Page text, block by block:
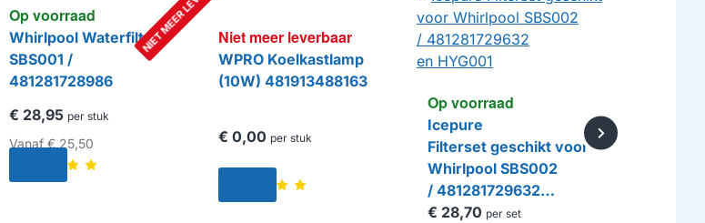
Op voorraad
Whirlpool Waterfilter
SBS001 /
481281728986
€ 28,95 per stuk
Vanaf€ 25,50
Niet meer leverbaar
WPRO Koelkastlamp
(10W) 481913488163
€ 0,00 per stuk
Op voorraad
Icepure
Filterset geschikt voor
Whirlpool SBS002
/ 481281729632
en HYG001
€ 28,70 per set